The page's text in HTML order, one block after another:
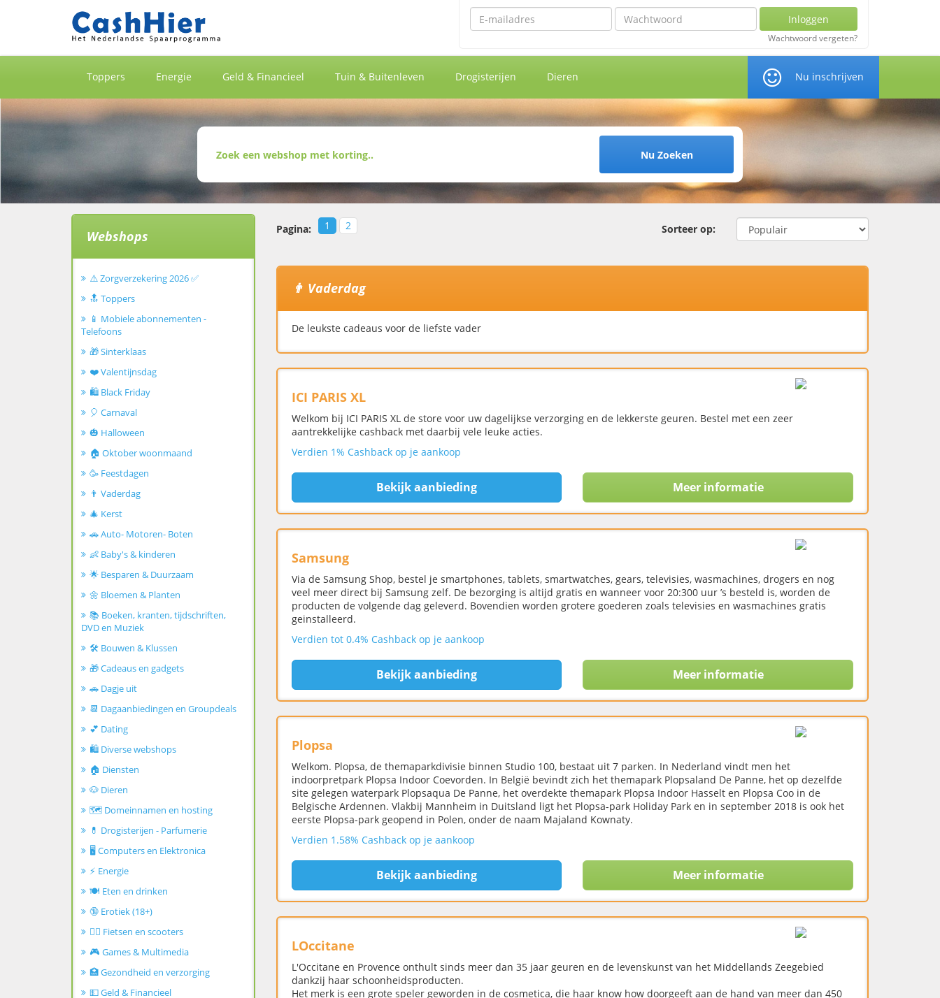
Emailadres Wachtwoord Inloggen
Wachtwoord vergeten?
Toppers Energie Geld & Financieel Tuin & Buitenleven Drogisterijen Dieren Nu inschrijven
Nu Zoeken
Pagina: 1 2 Sorteer op:
👨 Vaderdag
De leukste cadeaus voor de liefste vader
ICI PARIS XL
Welkom bij ICI PARIS XL de store voor uw dagelijkse verzorging en de lekkerste geuren. Bestel met een zeer
aantrekkelijke cashback met daarbij vele leuke acties.
Verdien 1% Cashback op je aankoop
Bekijk aanbieding Meer informatie
Samsung
Via de Samsung Shop, bestel je smartphones, tablets, smartwatches, gears, televisies, wasmachines, drogers en nog
veel meer direct bij Samsung zelf. De bezorging is altijd gratis en wanneer voor 20:300 uur ’s besteld is, worden de
producten de volgende dag geleverd. Bovendien worden grotere goederen zoals televisies en wasmachines gratis
geinstalleerd.
Verdien tot 0.4% Cashback op je aankoop
Bekijk aanbieding Meer informatie
Plopsa
Welkom. Plopsa, de themaparkdivisie binnen Studio 100, bestaat uit 7 parken. In Nederland vindt men het
indoorpretpark Plopsa Indoor Coevorden. In België bevindt zich het themapark Plopsaland De Panne, het op dezelfde
site gelegen waterpark Plopsaqua De Panne, het overdekte themapark Plopsa Indoor Hasselt en Plopsa Coo in de
Belgische Ardennen. Vlakbij Mannheim in Duitsland ligt het Plopsa-park Holiday Park en in september 2018 is ook het
eerste Plopsa-park geopend in Polen, onder de naam Majaland Kownaty.
Verdien 1.58% Cashback op je aankoop
Bekijk aanbieding Meer informatie
LOccitane
L'Occitane en Provence onthult sinds meer dan 35 jaar geuren en de levenskunst van het Middellands Zeegebied
dankzij haar schoonheidsproducten.
Het merk is een grote speler geworden in de cosmetica, die haar know how doorgeeft aan de hand van meer dan 450
Webshops
⚠️ Zorgverzekering 2026 ✅
🔝 Toppers
📱 Mobiele abonnementen -
Telefoons
🎁 Sinterklaas
❤️ Valentijnsdag
🛍️ Black Friday
🎈 Carnaval
🎃 Halloween
🏠 Oktober woonmaand
🥳 Feestdagen
👨 Vaderdag
🎄 Kerst
🚗 Auto- Motoren- Boten
👶 Baby's & kinderen
🌟 Besparen & Duurzaam
🌼 Bloemen & Planten
📚 Boeken, kranten, tijdschriften,
DVD en Muziek
🛠️ Bouwen & Klussen
🎁 Cadeaus en gadgets
🚗 Dagje uit
📆 Dagaanbiedingen en Groupdeals
💕 Dating
🛍️ Diverse webshops
🏠 Diensten
🐶 Dieren
🗺️ Domeinnamen en hosting
💊 Drogisterijen - Parfumerie
🖥️ Computers en Elektronica
⚡ Energie
🍽️ Eten en drinken
🔞 Erotiek (18+)
🚴‍♂️ Fietsen en scooters
🎮 Games & Multimedia
🏥 Gezondheid en verzorging
💵 Geld & Financieel